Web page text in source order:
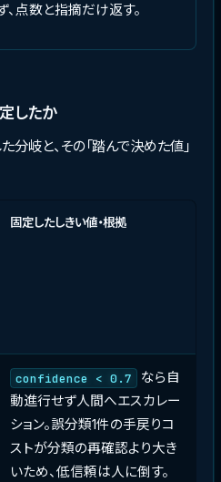
点数と指摘だけ返す。
したか
分岐と、その「踏んで決めた値」
固定したしきい値・根拠
confidence < 0.7
なら自
動進行せず人間へエスカレー
ション。誤分類1件の手戻りコ
ストが分類の再確認より大き
いため、低信頼は人に倒す。